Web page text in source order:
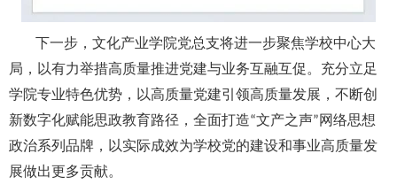
下一步，文化产业学院党总支将进一步聚焦学校中心大
局，以有力举措高质量推进党建与业务互融互促。充分立足
学院专业特色优势，以高质量党建引领高质量发展，不断创
新数字化赋能思政教育路径，全面打造“文产之声”网络思想
政治系列品牌，以实际成效为学校党的建设和事业高质量发
展做出更多贡献。